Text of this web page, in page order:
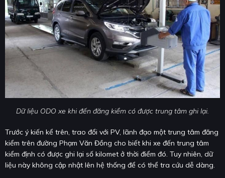
Dữ liệu ODO xe khi đến đăng kiểm có được trung tâm ghi lại.
Trước ý kiến kể trên, trao đổi với PV, lãnh đạo một trung tâm đăng
kiểm trên đường Phạm Văn Đồng cho biết khi xe đến trung tâm
kiểm định có được ghi lại số kilomet ở thời điểm đó. Tuy nhiên, dữ
liệu này không cập nhật lên hệ thống để có thể tra cứu dễ dàng.